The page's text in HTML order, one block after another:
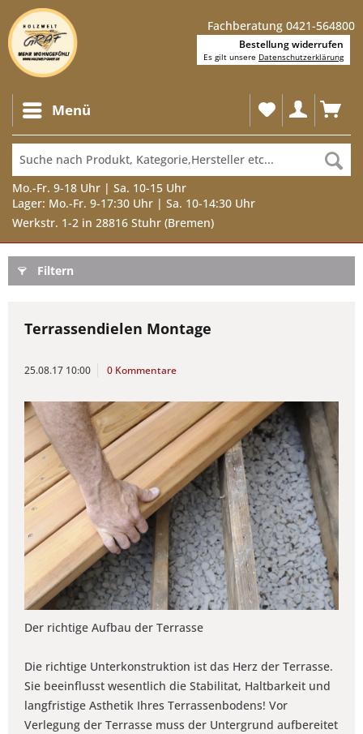
Fachberatung 0421-564800
Menü
Mo.-Fr. 9-18 Uhr | Sa. 10-15 Uhr
Lager: Mo.-Fr. 9-17:30 Uhr | Sa. 10-14:30 Uhr
Werkstr. 1-2 in 28816 Stuhr (Bremen)
Filtern
Terrassendielen Montage
25.08.17 10:00 0 Kommentare
Der richtige Aufbau der Terrasse
Die richtige Unterkonstruktion ist das Herz der Terrasse.
Sie beeinflusst wesentlich die Stabilitat, Haltbarkeit und
langfristige Asthetik Ihres Terrassenbodens! Vor
Verlegung der Terrasse muss der Untergrund aufbereitet
Bestellung widerrufen
Es gilt unsere Datenschutzerklärung